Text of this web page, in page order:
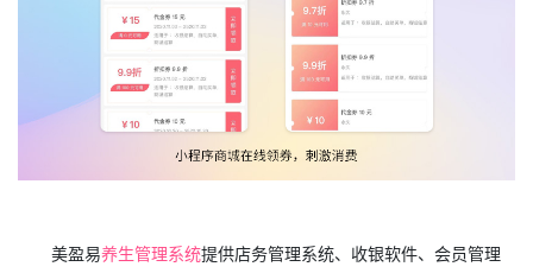
美盈易养生管理系统提供店务管理系统、收银软件、会员管理